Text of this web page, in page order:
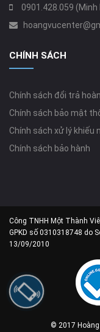
0901.428.059 (Minh
CHÍNH SÁCH
Chính sách đổi trả
Chính sách bảo mật
Chính sách xử lý khiếu
Chính sách bảo hành
Công TNHH Một Thành
GPKD số 0310318748 do
13/09/2010
© 2017 Hoàng